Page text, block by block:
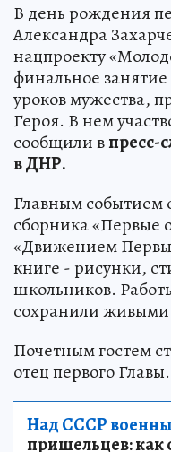
В день рождения
Александра
нацпроекту
финальное
уроков мужества,
Героя. В нем
сообщили впресс-
в ДНР.
Главным событием
сборника «Первые
«Движением
книге - рисунки,
школьников.
сохранили
Почетным гостем
отец первого Главы.
Над СССР
пришельцев: как